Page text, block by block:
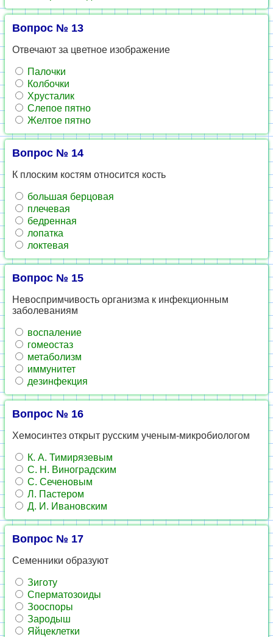
Вопрос № 13
Отвечают за цветное изображение
Палочки
Колбочки
Хрусталик
Слепое пятно
Желтое пятно
Вопрос № 14
К плоским костям относится кость
большая берцовая
плечевая
бедренная
лопатка
локтевая
Вопрос № 15
Невоспримчивость организма к инфекционным
заболеваниям
воспаление
гомеостаз
метаболизм
иммунитет
дезинфекция
Вопрос № 16
Хемосинтез открыт русским ученым-микробиологом
К. А. Тимирязевым
С. Н. Виноградским
С. Сеченовым
Л. Пастером
Д. И. Ивановским
Вопрос № 17
Семенники образуют
Зиготу
Сперматозоиды
Зооспоры
Зародыш
Яйцеклетки